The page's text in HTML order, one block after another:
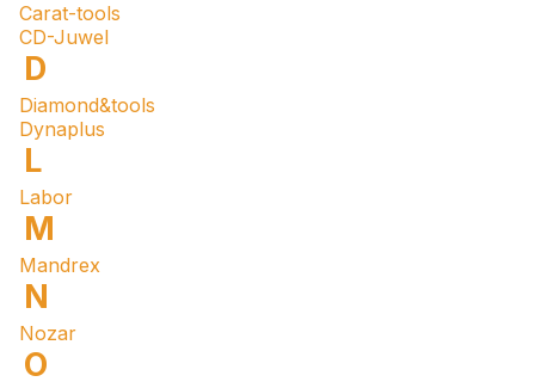
Carat-tools
CD-Juwel
D
Diamond&tools
Dynaplus
L
Labor
M
Mandrex
N
Nozar
O